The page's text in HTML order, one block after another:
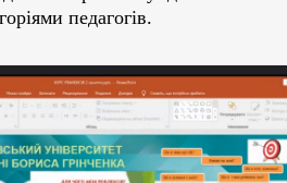
педагогів.